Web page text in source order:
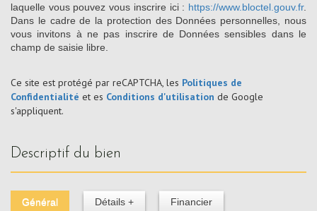
laquelle vous pouvez vous inscrire ici : https://www.bloctel.gouv.fr.
Dans le cadre de la protection des Données personnelles, nous
vous invitons à ne pas inscrire de Données sensibles dans le
champ de saisie libre.
Ce site est protégé par reCAPTCHA, les Politiques de
Confidentialité et es Conditions d'utilisation de Google
s'appliquent.
descriptif du bien
Général Détails + Financier